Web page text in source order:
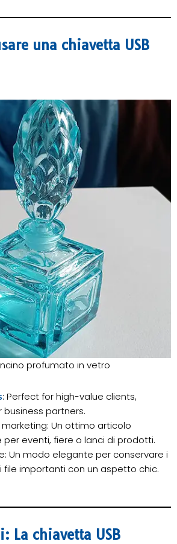
una chiavetta USB
profumato in vetro
: Perfect for high-value clients,
business partners.
marketing: Un ottimo articolo
per eventi, fiere o lanci di prodotti.
Un modo elegante per conservare i
file importanti con un aspetto chic.
La chiavetta USB